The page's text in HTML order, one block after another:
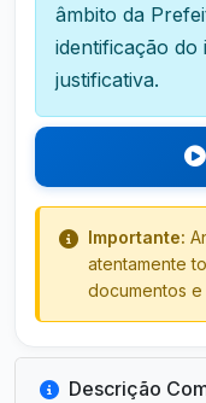
âmbito da
identificação do
justificativa.
Importante:
atentamente
documentos
Descrição